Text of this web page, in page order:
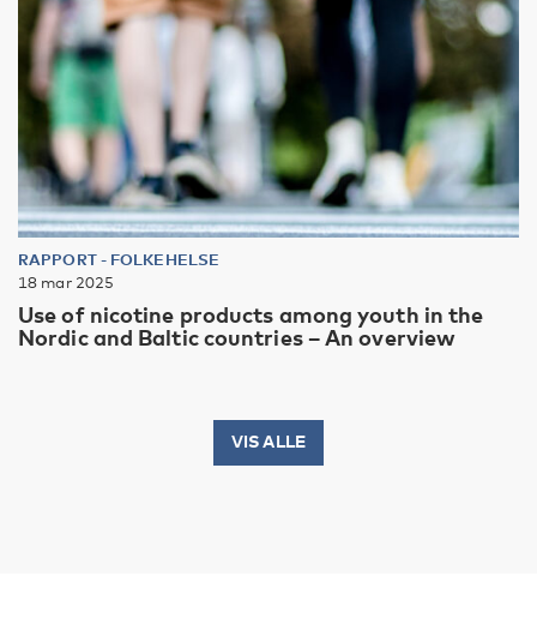
RAPPORT- FOLKEHELSE
18 mar 2025
Use of nicotine products among youth in the
Nordic and Baltic countries – An overview
VIS ALLE